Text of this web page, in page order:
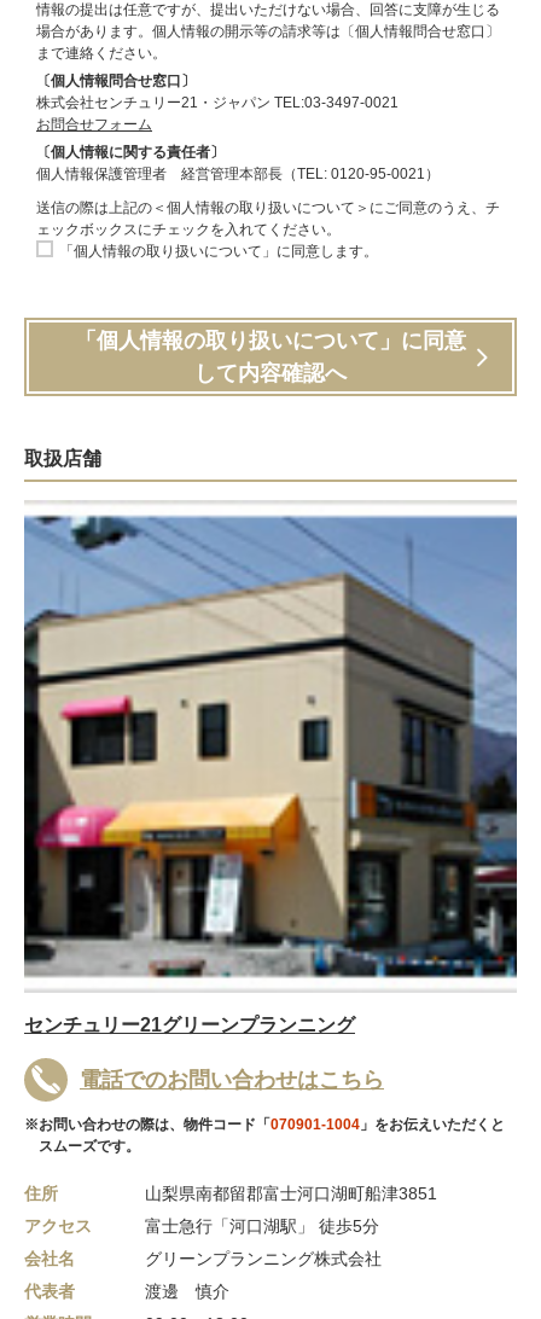
情報の提出は任意ですが、提出いただけない場合、回答に支障が生じる
場合があります。個人情報の開示等の請求等は〔個人情報問合せ窓口〕
まで連絡ください。
〔個人情報問合せ窓口〕
株式会社センチュリー21・ジャパン TEL:03-3497-0021
お問合せフォーム
〔個人情報に関する責任者〕
個人情報保護管理者 経営管理本部長（TEL: 0120-95-0021）
送信の際は上記の＜個人情報の取り扱いについて＞にご同意のうえ、チ
ェックボックスにチェックを入れてください。
「個人情報の取り扱いについて」に同意します。
「個人情報の取り扱いについて」に同意
して内容確認へ
取扱店舗
センチュリー21グリーンプランニング
電話でのお問い合わせはこちら
※お問い合わせの際は、物件コード「 070901-1004 」をお伝えいただくと
スムーズです。
住所
山梨県南都留郡富士河口湖町船津3851
アクセス
富士急行「河口湖駅」 徒歩5分
会社名
グリーンプランニング株式会社
代表者
渡邊 慎介